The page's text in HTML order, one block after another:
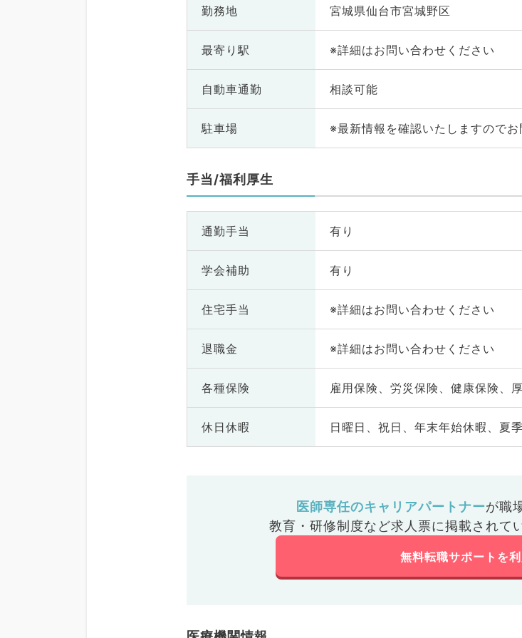
勤務地 宮城県仙台市宮城野区
最寄り駅 ※詳細はお問い合わせください
自動車通勤 相談可能
駐車場 ※最新情報を確認いたしますので
手当/福利厚生
通勤手当 有り
学会補助 有り
住宅手当 ※詳細はお問い合わせください
退職金 ※詳細はお問い合わせください
各種保険 雇用保険、労災保険、健康保険、
休日休暇 日曜日、祝日、年末年始休暇、夏
医師専任のキャリアパートナーが職
教育・研修制度など求人票に掲載されて
無料転職サポートを